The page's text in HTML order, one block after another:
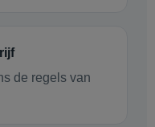
de regels van